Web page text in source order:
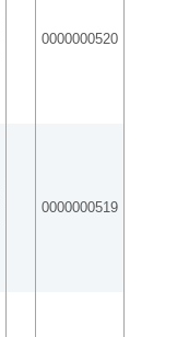
0000000520
0000000519